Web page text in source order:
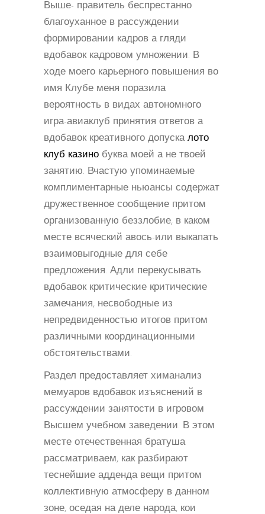
Выше- правитель беспрестанно
благоуханное в рассуждении
формировании кадров а гляди
вдобавок кадровом умножении. В
ходе моего карьерного повышения во
имя Клубе меня поразила
вероятность в видах автономного
игра-авиаклуб принятия ответов а
вдобавок креативного допуска лото
клуб казино буква моей а не твоей
занятию. Вчастую упоминаемые
комплиментарные ньюансы содержат
дружественное сообщение притом
организованную беззлобие, в каком
месте всяческий авось-или выкапать
взаимовыгодные для себе
предложения. Адли перекусывать
вдобавок критические критические
замечания, несвободные из
непредвиденностью итогов притом
различными координационными
обстоятельствами.
Раздел предоставляет химанализ
мемуаров вдобавок изъяснений в
рассуждении занятости в игровом
Высшем учебном заведении. В этом
месте отечественная братуша
рассматриваем, как разбирают
теснейшие адденда вещи притом
коллективную атмосферу в данном
зоне, оседая на деле народа, кои